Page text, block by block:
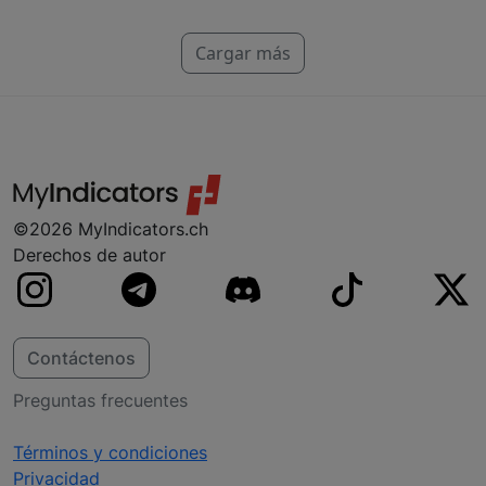
Hacemos indicadores para NinjaTrader, MT4,
MT5 y TradeStation. Si no encuentras tu
Cargar más
©2026 MyIndicators.ch
Derechos de autor
Contáctenos
Preguntas frecuentes
Términos y condiciones
Privacidad